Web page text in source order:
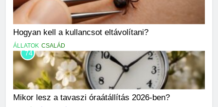
Hogyan kell a kullancsot eltávolítani?
ÁLLATOK CSALÁD
74
Mikor lesz a tavaszi óraátállítás 2026-ben?